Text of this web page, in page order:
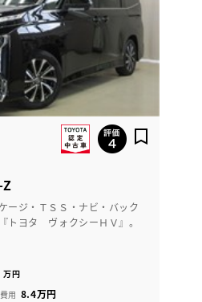
ージ・ＴＳＳ・ナビ・バック
トヨタ ヴォクシーＨＶ』。
万円
用 8.4万円